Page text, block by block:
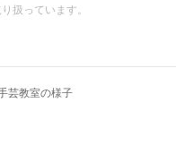
扱っています。
芸教室の様子